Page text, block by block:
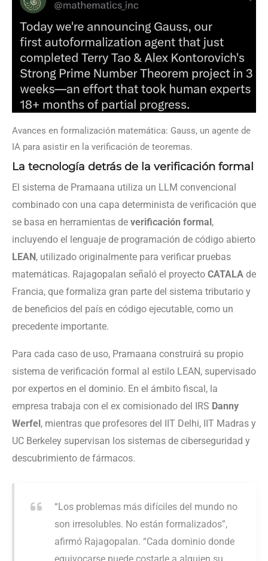
Avances en formalización matemática: Gauss, un agente de
IA para asistir en la verificación de teoremas.
La tecnología detrás de la verificación formal
El sistema de Pramaana utiliza un LLM convencional
combinado con una capa determinista de verificación que
se basa en herramientas de verificación formal,
incluyendo el lenguaje de programación de código abierto
LEAN, utilizado originalmente para verificar pruebas
matemáticas. Rajagopalan señaló el proyecto CATALA de
Francia, que formaliza gran parte del sistema tributario y
de beneficios del país en código ejecutable, como un
precedente importante.
Para cada caso de uso, Pramaana construirá su propio
sistema de verificación formal al estilo LEAN, supervisado
por expertos en el dominio. En el ámbito fiscal, la
empresa trabaja con el ex comisionado del IRS Danny
Werfel, mientras que profesores del IIT Delhi, IIT Madras y
UC Berkeley supervisan los sistemas de ciberseguridad y
descubrimiento de fármacos.
“Los problemas más difíciles del mundo no
son irresolubles. No están formalizados”,
afirmó Rajagopalan. “Cada dominio donde